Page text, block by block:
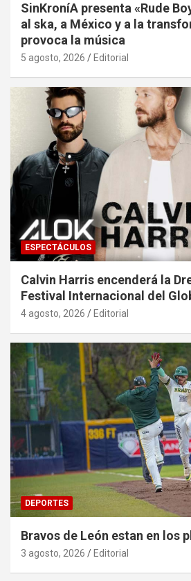
SinKroníA presenta «Rude
al ska, a México y a la
provoca la música
5 agosto, 2026 Editorial
ESPECTÁCULOS
Calvin Harris encenderá la
Festival Internacional del
4 agosto, 2026 Editorial
DEPORTES
Bravos de León estan en los
3 agosto, 2026 Editorial